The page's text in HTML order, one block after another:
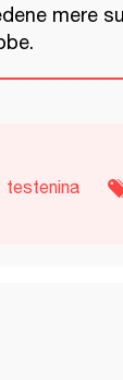
mere
testenina